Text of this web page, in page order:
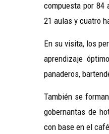
compuesta por 84
21 aulas y cuatro
En su visita, los
aprendizaje
panaderos,
También se
gobernantas de
con base en el